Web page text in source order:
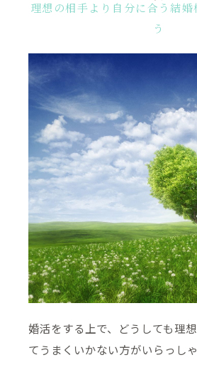
理想の相手より自分に合う結婚
う
婚活をする上で、どうしても理
てうまくいかない方がいらっしゃ